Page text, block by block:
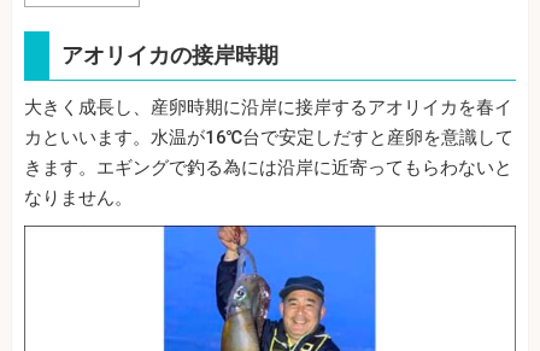
アオリイカの接岸時期
大きく成長し、産卵時期に沿岸に接岸するアオリイカを春イ
カといいます。水温が16℃台で安定しだすと産卵を意識して
きます。エギングで釣る為には沿岸に近寄ってもらわないと
なりません。